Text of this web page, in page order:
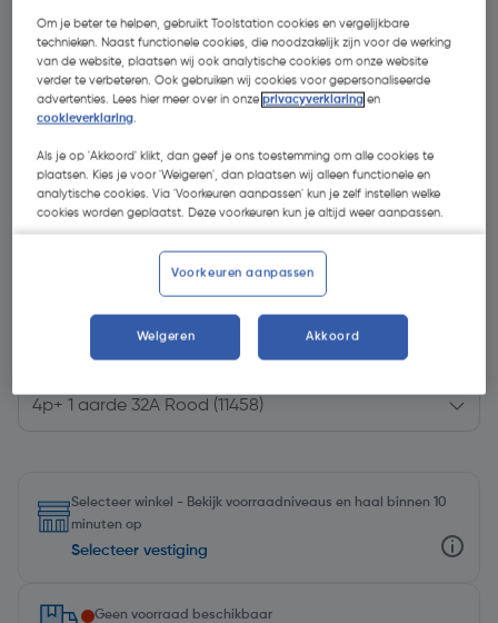
| Excl. btw € 2,34
Selecteer winkel - Bekijk voorraadniveaus en haal binnen 10
minuten op
Selecteer vestiging
Geen voorraad beschikbaar
Om je beter te helpen, gebruikt Toolstation cookies en vergelijkbare
technieken. Naast functionele cookies, die noodzakelijk zijn voor de werking
van de website, plaatsen wij ook analytische cookies om onze website
verder te verbeteren. Ook gebruiken wij cookies voor gepersonaliseerde
advertenties. Lees hier meer over in onzeprivacyverklaring en
cookieverklaring.
Als je op 'Akkoord' klikt, dan geef je ons toestemming om alle cookies te
plaatsen. Kies je voor 'Weigeren', dan plaatsen wij alleen functionele en
analytische cookies. Via 'Voorkeuren aanpassen' kun je zelf instellen welke
cookies worden geplaatst. Deze voorkeuren kun je altijd weer aanpassen.
Voorkeuren aanpassen
Weigeren Akkoord